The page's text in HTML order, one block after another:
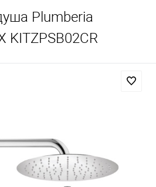
Plumberia
KITZPSB02CR